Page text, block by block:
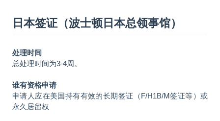
日本签证（波士顿日本总领事馆）
处理时间
总处理时间为3-4周。
谁有资格申请
申请人应在美国持有有效的长期签证（F/H1B/M签证等）或
永久居留权